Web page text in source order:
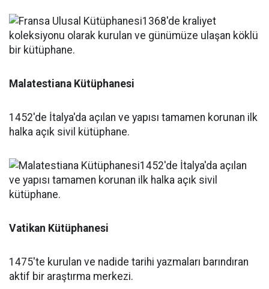
Malatestiana Kütüphanesi
1452'de İtalya'da açılan ve yapısı tamamen korunan ilk
halka açık sivil kütüphane.
Vatikan Kütüphanesi
1475'te kurulan ve nadide tarihi yazmaları barındıran
aktif bir araştırma merkezi.